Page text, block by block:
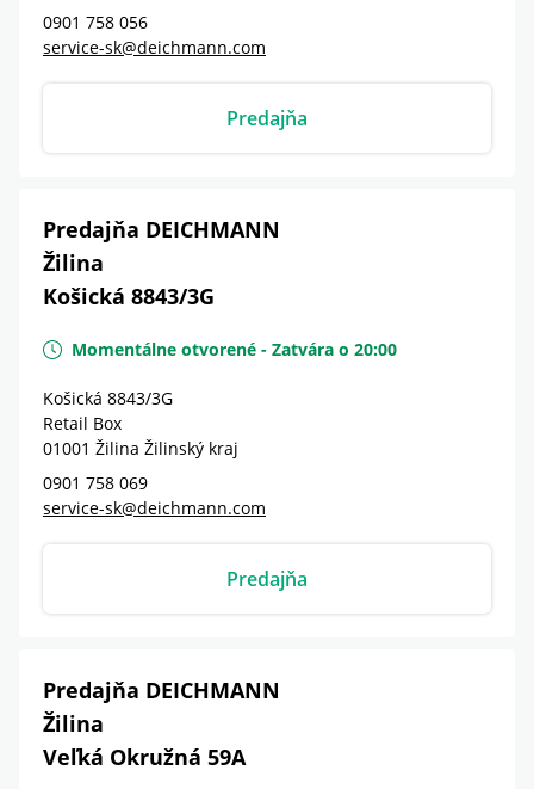
0901 758 056
service-sk@deichmann.com
Predajňa
Predajňa DEICHMANN
Žilina
Košická 8843/3G
Momentálne otvorené - Zatvára o 20:00
Košická 8843/3G
Retail Box
01001 Žilina Žilinský kraj
0901 758 069
service-sk@deichmann.com
Predajňa
Predajňa DEICHMANN
Žilina
Veľká Okružná 59A